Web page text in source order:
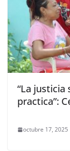
“La justicia
practica”:
octubre 17, 2025